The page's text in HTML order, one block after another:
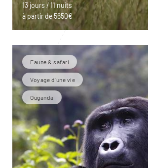
13 jours / 11 nuits
à partir de 5650€
Faune & safari
Voyage d'une vie
Ouganda